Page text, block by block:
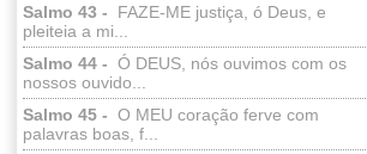
Salmo 43 -
FAZE-ME justiça, ó Deus, e
pleiteia a mi...
Salmo 44 - Ó DEUS, nós ouvimos com os
nossos ouvido...
Salmo 45 - O MEU coração ferve com
palavras boas, f...